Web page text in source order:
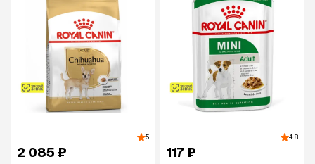
5
2 085 ₽
4.8
117 ₽